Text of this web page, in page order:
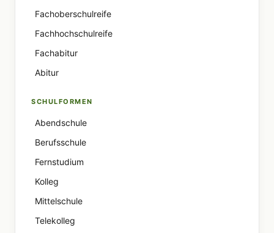
Fachoberschulreife
Fachhochschulreife
Fachabitur
Abitur
SCHULFORMEN
Abendschule
Berufsschule
Fernstudium
Kolleg
Mittelschule
Telekolleg